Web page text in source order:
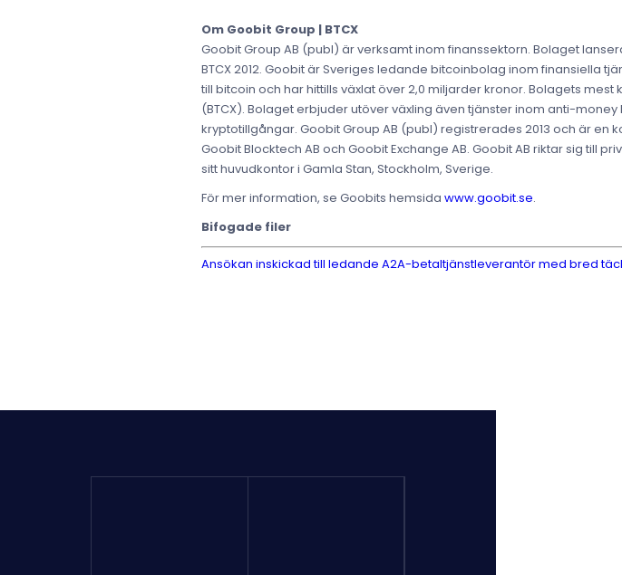
Om Goobit Group | BTCX
Goobit Group AB (publ) är verksamt inom finanssektorn. Bolaget
BTCX 2012. Goobit är Sveriges ledande bitcoinbolag inom finansiella
till bitcoin och har hittills växlat över 2,0 miljarder kronor. Bolagets
(BTCX). Bolaget erbjuder utöver växling även tjänster inom anti-
kryptotillgångar. Goobit Group AB (publ) registrerades 2013 och är
Goobit Blocktech AB och Goobit Exchange AB. Goobit AB riktar sig till
sitt huvudkontor i Gamla Stan, Stockholm, Sverige.
För mer information, se Goobits hemsida www.goobit.se.
Bifogade filer
Ansökan inskickad till ledande A2A-betaltjänstleverantör med bred